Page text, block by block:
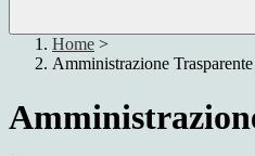
Home >
Amministrazione Trasparente